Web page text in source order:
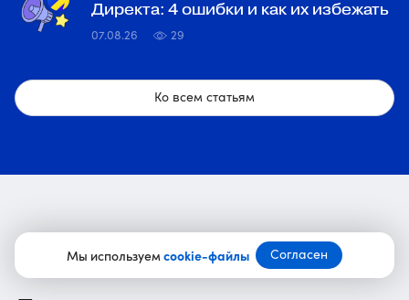
Мы используемcookie-файлы Согласен
Директа: 4 ошибки и как их избежать
07.08.26 29
Ко всем статьям